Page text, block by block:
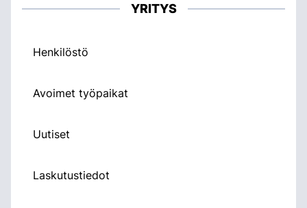
YRITYS
Henkilöstö
Avoimet työpaikat
Uutiset
Laskutustiedot